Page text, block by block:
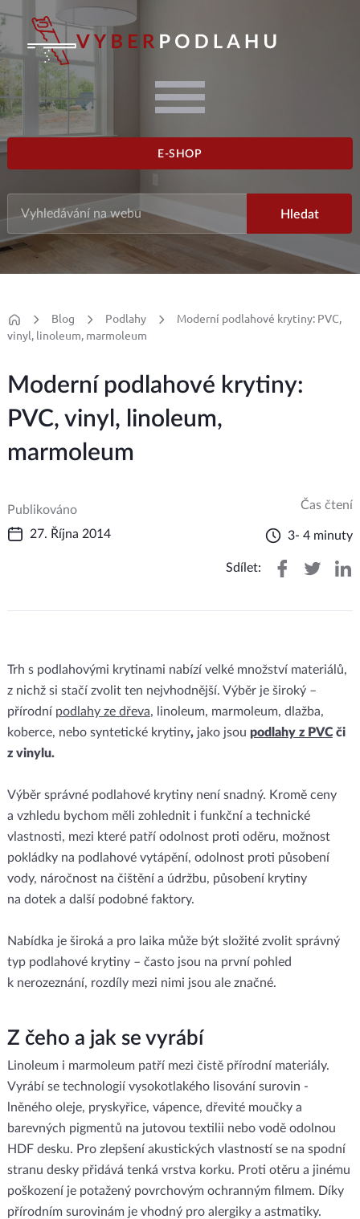
E-SHOP
Blog Podlahy
Moderní podlahové krytiny: PVC,
vinyl, linoleum, marmoleum
Moderní podlahové krytiny:
PVC, vinyl, linoleum,
marmoleum
Publikováno
27. Října 2014
Čas čtení
3- 4 minuty
Sdílet:
Trh s podlahovými krytinami nabízí velké množství materiálů,
z nichž si stačí zvolit ten nejvhodnější. Výběr je široký –
přírodní podlahy ze dřeva, linoleum, marmoleum, dlažba,
koberce, nebo syntetické krytiny, jako jsou podlahy z PVCči
z vinylu.
Výběr správné podlahové krytiny není snadný. Kromě ceny
a vzhledu bychom měli zohlednit i funkční a technické
vlastnosti, mezi které patří odolnost proti oděru, možnost
pokládky na podlahové vytápění, odolnost proti působení
vody, náročnost na čištění a údržbu, působení krytiny
na dotek a další podobné faktory.
Nabídka je široká a pro laika může být složité zvolit správný
typ podlahové krytiny – často jsou na první pohled
k nerozeznání, rozdíly mezi nimi jsou ale značné.
Z čeho a jak se vyrábí
Linoleum i marmoleum patří mezi čistě přírodní materiály.
Vyrábí se technologií vysokotlakého lisování surovin -
lněného oleje, pryskyřice, vápence, dřevité moučky a
barevných pigmentů na jutovou textilii nebo vodě odolnou
HDF desku. Pro zlepšení akustických vlastností se na spodní
stranu desky přidává tenká vrstva korku. Proti otěru a jinému
poškození je potažený povrchovým ochranným filmem. Díky
přírodním surovinám je vhodný pro alergiky a astmatiky.